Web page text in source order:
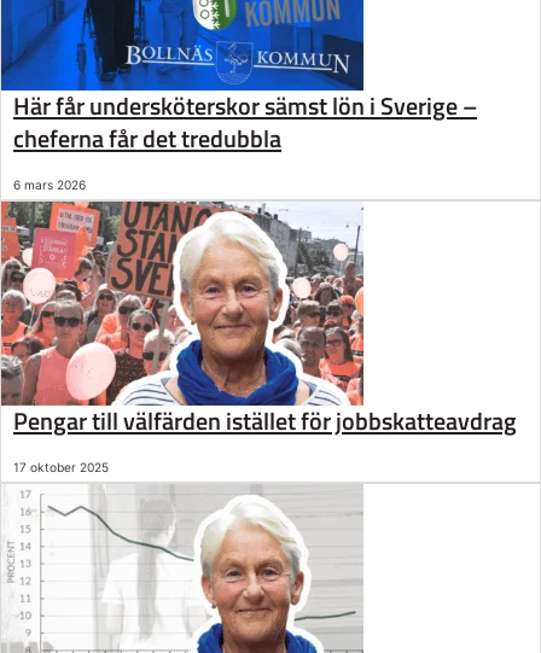
Här får undersköterskor sämst lön i Sverige –
cheferna får det tredubbla
6 mars 2026
Pengar till välfärden istället för jobbskatteavdrag
17 oktober 2025